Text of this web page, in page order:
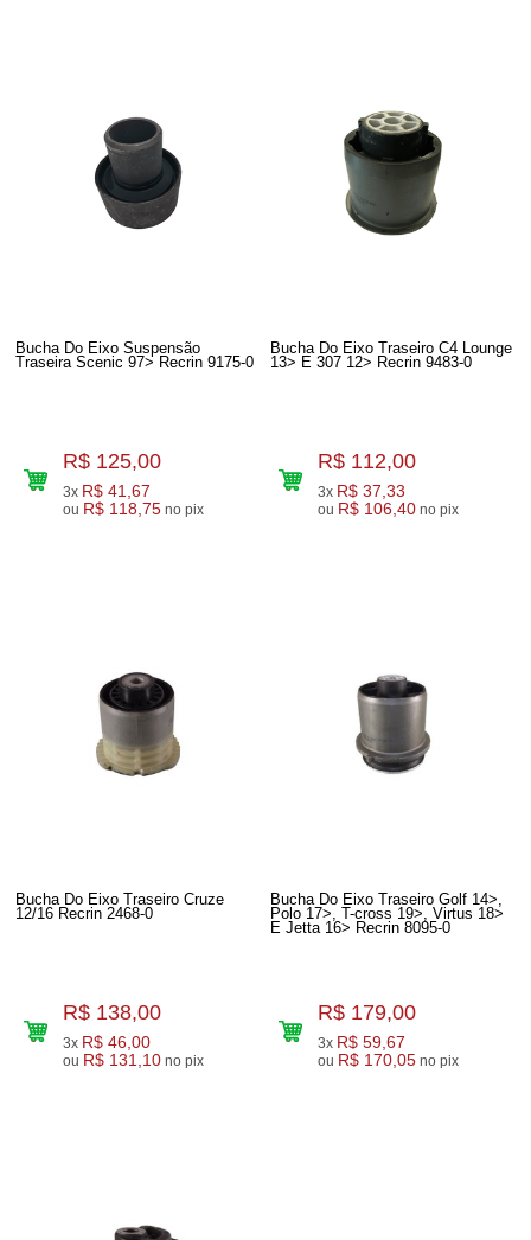
Bucha Do Eixo Suspensão
Traseira Scenic 97> Recrin 9175-0
R$ 125,00
3x R$ 41,67
ou R$ 118,75 no pix
Bucha Do Eixo Traseiro C4 Lounge
13> E 307 12> Recrin 9483-0
R$ 112,00
3x R$ 37,33
ou R$ 106,40 no pix
Bucha Do Eixo Traseiro Cruze
12/16 Recrin 2468-0
R$ 138,00
3x R$ 46,00
ou R$ 131,10 no pix
Bucha Do Eixo Traseiro Golf 14>,
Polo 17>, T-cross 19>, Virtus 18>
E Jetta 16> Recrin 8095-0
R$ 179,00
3x R$ 59,67
ou R$ 170,05 no pix